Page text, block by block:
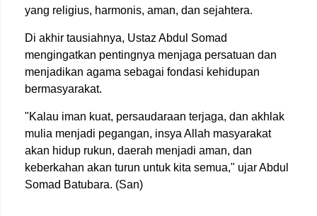
yang religius, harmonis, aman, dan sejahtera.
Di akhir tausiahnya, Ustaz Abdul Somad
mengingatkan pentingnya menjaga persatuan dan
menjadikan agama sebagai fondasi kehidupan
bermasyarakat.
"Kalau iman kuat, persaudaraan terjaga, dan akhlak
mulia menjadi pegangan, insya Allah masyarakat
akan hidup rukun, daerah menjadi aman, dan
keberkahan akan turun untuk kita semua," ujarAbdul
Somad Batubara. (San)